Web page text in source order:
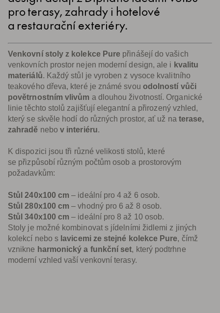
pro terasy, zahrady i hotelové
a restaurační exteriéry.
Venkovní stoly z kolekce Pure přinášejí do vašich
venkovních prostor nejen moderní design, ale i kvalitu
materiálů. Každý stůl je vyroben z vysoce kvalitního
teakového dřeva, které je známé svou odolností vůči
povětrnostním vlivům a dlouhou životností. Organické
linie těchto stolů zajišťují elegantní a přirozený vzhled,
který se skvěle hodí do různých prostor, ať už na terase,
zahradě nebo v interiéru.
K dispozici jsou tři různé velikosti stolů, které
se přizpůsobí různým počtům osob a prostorovým
požadavkům:
Stůl 240x100 cm – ideální pro 4 až 6 osob.
Stůl 280x100 cm – vhodný pro 6 až 8 osob.
Stůl 340x100 cm – ideální pro 8 až 10 osob.
Stoly je možné kombinovat s jídelními židlemi z jiných
kolekcí nebo s lavicemi ze stejné kolekce Pure, čímž
vznikne harmonický a funkční set, který podtrhne
moderní vzhled vaší venkovní terasy.